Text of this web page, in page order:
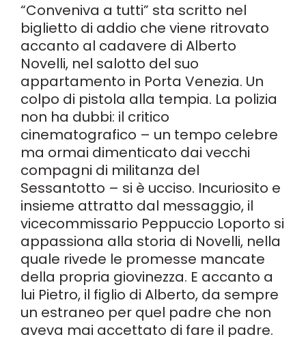
“Conveniva a tutti” sta scritto nel
biglietto di addio che viene ritrovato
accanto al cadavere di Alberto
Novelli, nel salotto del suo
appartamento in Porta Venezia. Un
colpo di pistola alla tempia. La polizia
non ha dubbi: il critico
cinematografico – un tempo celebre
ma ormai dimenticato dai vecchi
compagni di militanza del
Sessantotto – si è ucciso. Incuriosito e
insieme attratto dal messaggio, il
vicecommissario Peppuccio Loporto si
appassiona alla storia di Novelli, nella
quale rivede le promesse mancate
della propria giovinezza. E accanto a
lui Pietro, il figlio di Alberto, da sempre
un estraneo per quel padre che non
aveva mai accettato di fare il padre.